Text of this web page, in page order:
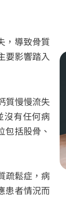
，導致骨質
要影響踏入
質慢慢流失
沒有任何病
括股骨、
疏鬆症，病
患者情況而